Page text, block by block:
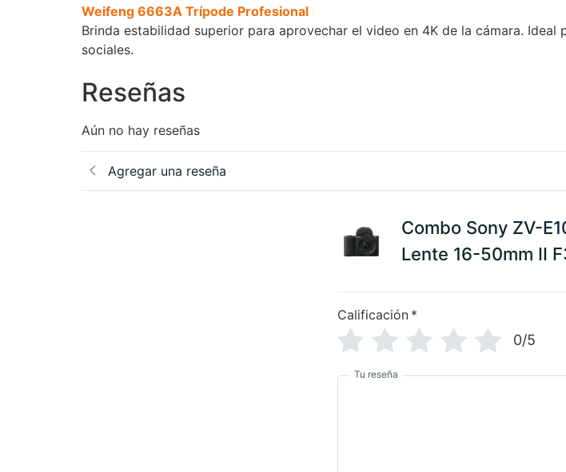
Weifeng 6663A Trípode Profesional
Brinda estabilidad superior para aprovechar el video en 4K de la cámara.
sociales.
Reseñas
Aún no hay reseñas
Agregar una reseña
Combo Sony ZV-
Lente 16-50mm II
Calificación *
0/5
Tu reseña